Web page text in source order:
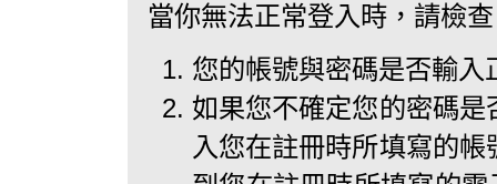
當你無法正常登入時，請檢
您的帳號與密碼是否輸入
如果您不確定您的密碼
入您在註冊時所填寫的